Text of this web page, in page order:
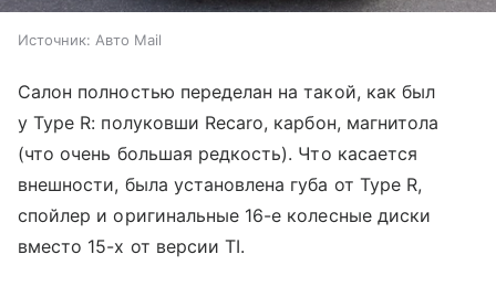
Источник: Авто Mail
Салон полностью переделан на такой, как был
у Type R: полуковши Recaro, карбон, магнитола
(что очень большая редкость). Что касается
внешности, была установлена губа от Type R,
спойлер и оригинальные 16-е колесные диски
вместо 15-х от версии TI.